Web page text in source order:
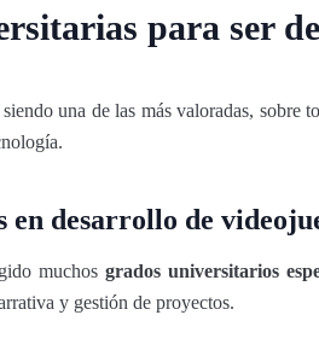
para ser
una de las más valoradas, sobre
en desarrollo de
muchos grados universitarios
y gestión de proyectos.